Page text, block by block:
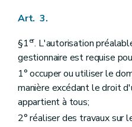
Art. 3.
§1er. L'autorisation
gestionnaire est requise
1° occuper ou utiliser le
manière excédant le droit
appartient à tous;
2° réaliser des travaux sur